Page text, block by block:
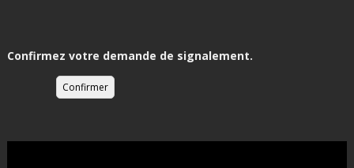
Confirmez votre demande de signalement.